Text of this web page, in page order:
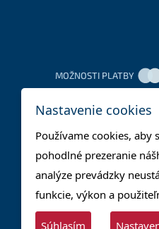
MOŽNOSTI PLATBY
Nastavenie cookies
Používame cookies, aby
pohodlné prezeranie
analýze prevádzky
funkcie, výkon a
Súhlasím